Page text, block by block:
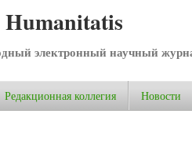
электронный научный
Редакционная коллегия Новости